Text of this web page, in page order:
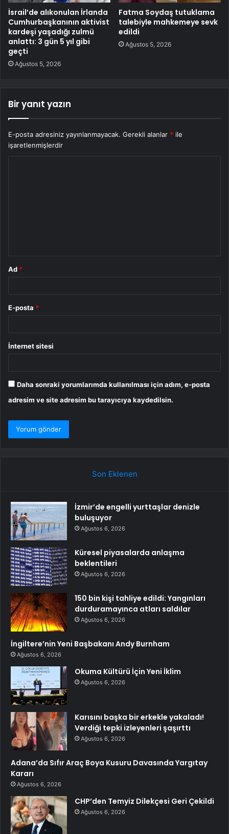
İsrail’de alıkonulan İrlanda
Cumhurbaşkanının aktivist
kardeşi yaşadığı zulmü
anlattı: 3 gün 5 yıl gibi
geçti
Ağustos 5, 2026
Fatma Soydaş tutuklama
talebiyle mahkemeye sevk
edildi
Ağustos 5, 2026
Bir yanıt yazın
E-posta adresiniz yayınlanmayacak. Gerekli alanlar * ile
işaretlenmişlerdir
Ad *
E-posta *
İnternet sitesi
Daha sonraki yorumlarımda kullanılması için adım, e-posta
adresim ve site adresim bu tarayıcıya kaydedilsin.
Son Eklenen
İzmir’de engelli yurttaşlar denizle
buluşuyor
Ağustos 6, 2026
Küresel piyasalarda anlaşma
beklentileri
Ağustos 6, 2026
150 bin kişi tahliye edildi: Yangınları
durduramayınca atları saldılar
Ağustos 6, 2026
İngiltere’nin Yeni Başbakanı Andy Burnham
Ağustos 6, 2026
Okuma Kültürü İçin Yeni İklim
Ağustos 6, 2026
Karısını başka bir erkekle yakaladı!
Verdiği tepki izleyenleri şaşırttı
Ağustos 6, 2026
Adana’da Sıfır Araç Boya Kusuru Davasında Yargıtay
Kararı
Ağustos 6, 2026
CHP’den Temyiz Dilekçesi Geri Çekildi
Ağustos 6, 2026